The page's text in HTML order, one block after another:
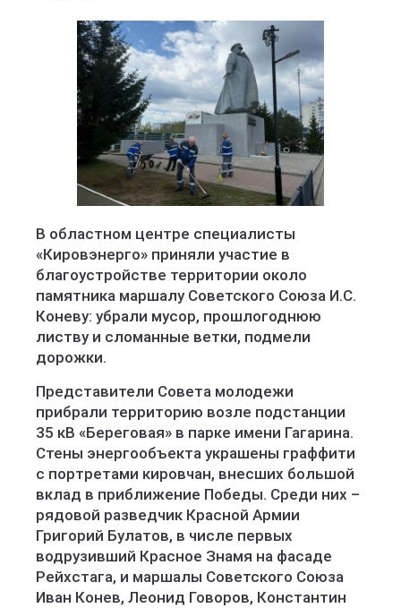
В областном центре специалисты
«Кировэнерго» приняли участие в
благоустройстве территории около
памятника маршалу Советского Союза И.С.
Коневу: убрали мусор, прошлогоднюю
листву и сломанные ветки, подмели
дорожки.
Представители Совета молодежи
прибрали территорию возле подстанции
35 кВ «Береговая» в парке имени Гагарина.
Стены энергообъекта украшены граффити
с портретами кировчан, внесших большой
вклад в приближение Победы. Среди них –
рядовой разведчик Красной Армии
Григорий Булатов, в числе первых
водрузивший Красное Знамя на фасаде
Рейхстага, и маршалы Советского Союза
Иван Конев, Леонид Говоров, Константин